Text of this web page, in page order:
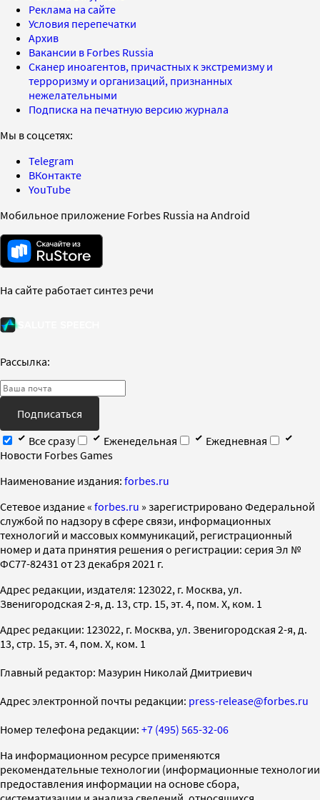
Реклама на сайте
Условия перепечатки
Архив
Вакансии в Forbes Russia
Сканер иноагентов, причастных к экстремизму и
терроризму и организаций, признанных
нежелательными
Подписка на печатную версию журнала
Мы в соцсетях:
Telegram
ВКонтакте
YouTube
Мобильное приложение Forbes Russia на Android
На сайте работает синтез речи
Рассылка:
Подписаться
Все сразу
Еженедельная
Ежедневная
Новости Forbes Games
Наименование издания: forbes.ru
Cетевое издание « forbes.ru » зарегистрировано Федеральной
службой по надзору в сфере связи, информационных
технологий и массовых коммуникаций, регистрационный
номер и дата принятия решения о регистрации: серия Эл №
ФС77-82431 от 23 декабря 2021 г.
Адрес редакции, издателя: 123022, г. Москва, ул.
Звенигородская 2-я, д. 13, стр. 15, эт. 4, пом. X, ком. 1
Адрес редакции: 123022, г. Москва, ул. Звенигородская 2-я, д.
13, стр. 15, эт. 4, пом. X, ком. 1
Главный редактор: Мазурин Николай Дмитриевич
Адрес электронной почты редакции: press-release@forbes.ru
Номер телефона редакции: +7 (495) 565-32-06
На информационном ресурсе применяются
рекомендательные технологии (информационные технологии
предоставления информации на основе сбора,